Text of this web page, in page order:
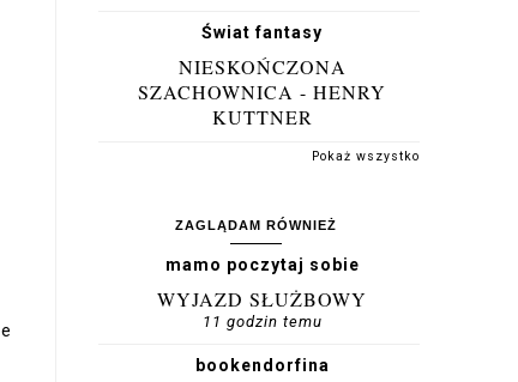
Świat fantasy
NIESKOŃCZONA
SZACHOWNICA - HENRY
KUTTNER
Pokaż wszystko
ZAGLĄDAM RÓWNIEŻ
mamo poczytaj sobie
WYJAZD SŁUŻBOWY
11 godzin temu
bookendorfina